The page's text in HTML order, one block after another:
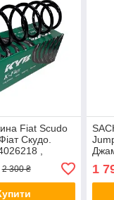
Fiat Scudo
Скудо.
,
Каяба
2 300 ₴ 1